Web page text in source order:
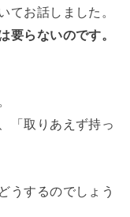
お話しました。
要らないのです。
「取りあえず持っ
うするのでしょう